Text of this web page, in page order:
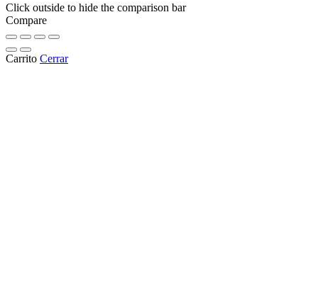
Click outside to hide the comparison bar
Compare
Carrito Cerrar